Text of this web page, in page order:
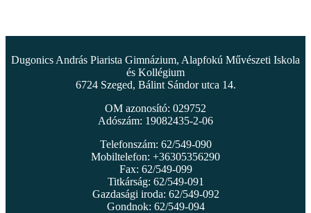
Dugonics András Piarista Gimnázium, Alapfokú Művészeti Iskola
és Kollégium
6724 Szeged, Bálint Sándor utca 14.
OM azonosító: 029752
Adószám: 19082435-2-06
Telefonszám: 62/549-090
Mobiltelefon: +36305356290
Fax: 62/549-099
Titkárság: 62/549-091
Gazdasági iroda: 62/549-092
Gondnok: 62/549-094